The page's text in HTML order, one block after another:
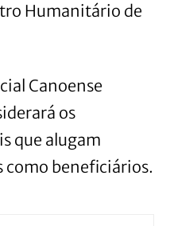
Humanitário de
Canoense
os
que alugam
beneficiários.